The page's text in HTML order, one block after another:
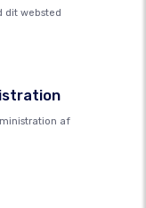
dit websted
af